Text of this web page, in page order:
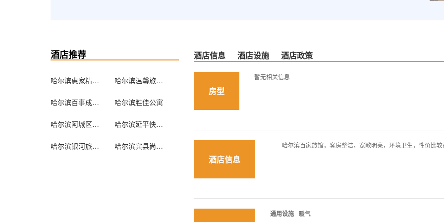
酒店推荐
哈尔滨惠家精品公寓 哈尔滨温馨旅馆(儿童医院)
哈尔滨百事成旅店 哈尔滨胜佳公寓
哈尔滨阿城区龙源宾馆 哈尔滨延平快捷旅店
哈尔滨银河旅馆(中国雷锋车队招待所) 哈尔滨宾县尚达招待所
酒店信息 酒店设施 酒店政策
房型
暂无相关信息
酒店信息
哈尔滨百家旅馆，客房整洁，宽敞明亮，环境卫生，性价比较
通用设施 暖气